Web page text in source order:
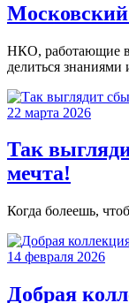
НКО, работающие в
делиться знаниями
22 марта 2026
Так
мечта!
Когда болеешь,
14 февраля 2026
Добрая